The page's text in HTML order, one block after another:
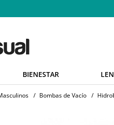
BIENESTAR
/ Bombas de Vacío /